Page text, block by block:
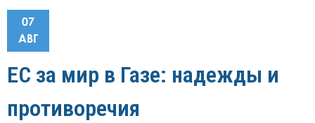
07
АВГ
ЕС за мир в Газе: надежды и
противоречия